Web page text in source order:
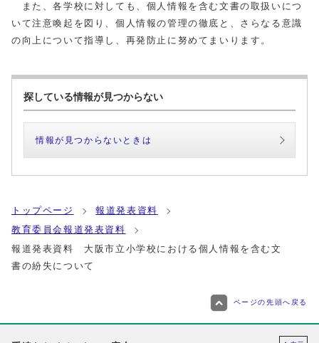
また、各学校に対しても、個人情報を含む文書の取扱いにつ
いて注意喚起を図り、個人情報の管理の徹底と、さらなる意識
の向上について指導し、再発防止に努めてまいります。
探している情報が見つからない
情報が見つからないときは
トップページ
報道発表資料
教育委員会報道発表資料
報道発表資料 大阪市立小学校における個人情報を含む文
書の紛失について
ページの先頭へ戻る